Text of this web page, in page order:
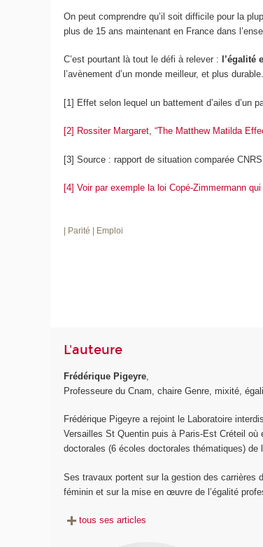
On peut comprendre qu’il soit difficile pour la
plus de 15 ans maintenant en France dans
C’est pourtant là tout le défi à relever :
l’avènement d’un monde meilleur, et plus durable.
[1] Effet selon lequel un battement d’ailes d’un
[2] Rossiter Margaret, “The Matthew Matilda
[3] Source : rapport de situation comparée
[4] Voir par exemple la loi Copé-Zimmermann
| Parité | Emploi
L'auteure
Frédérique Pigeyre
Professeure du Cnam, chaire Genre, mixité,
Frédérique Pigeyre a rejoint le Laboratoire
Versailles St Quentin puis à Paris-Est Créteil où
doctorales (6 écoles doctorales thématiques) de
Ses travaux portent sur la gestion des carrières
féminin et sur la mise en œuvre de l’égalité
tous ses articles